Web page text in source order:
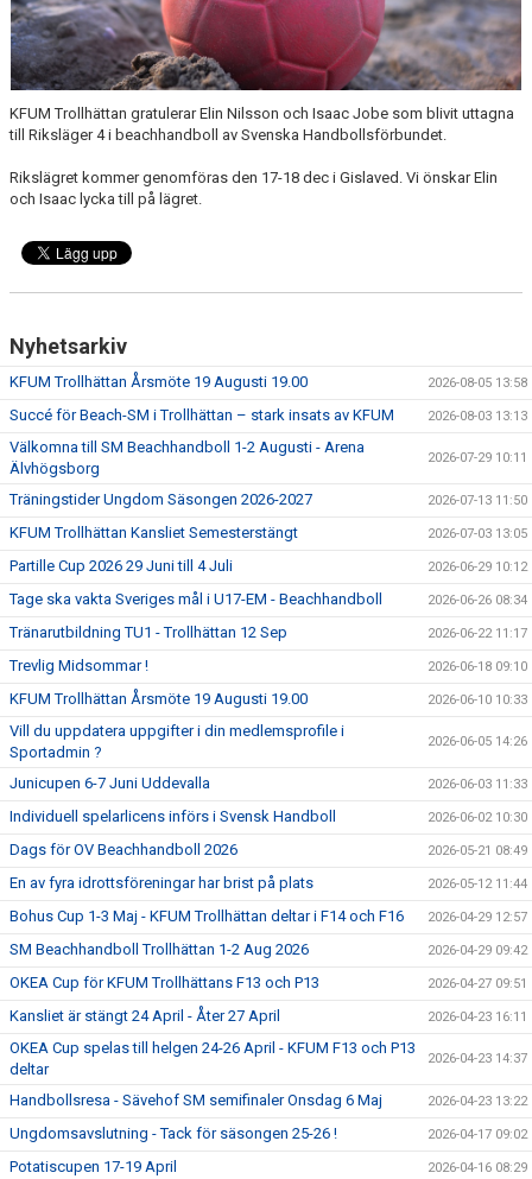
KALENDER
HEMMAMATCHER
BILDGALLERI
FÖRSÄKRING HANDBOLL
SPONSORPAKET
STYRELSEN
MINA SIDOR
KFUM Trollhättan gratulerar Elin Nilsson och Isaac Jobe som blivit uttagna
till Riksläger 4 i beachhandboll av Svenska Handbollsförbundet.
Rikslägret kommer genomföras den 17-18 dec i Gislaved. Vi önskar Elin
och Isaac lycka till på lägret.
Nyhetsarkiv
KFUM Trollhättan Årsmöte 19 Augusti 19.00 2026-08-05 13:58
Succé för Beach-SM i Trollhättan – stark insats av KFUM 2026-08-03 13:13
Välkomna till SM Beachhandboll 1-2 Augusti - Arena
Älvhögsborg
2026-07-29 10:11
Träningstider Ungdom Säsongen 2026-2027 2026-07-13 11:50
KFUM Trollhättan Kansliet Semesterstängt 2026-07-03 13:05
Partille Cup 2026 29 Juni till 4 Juli 2026-06-29 10:12
Tage ska vakta Sveriges mål i U17-EM - Beachhandboll 2026-06-26 08:34
Tränarutbildning TU1 - Trollhättan 12 Sep 2026-06-22 11:17
Trevlig Midsommar ! 2026-06-18 09:10
KFUM Trollhättan Årsmöte 19 Augusti 19.00 2026-06-10 10:33
Vill du uppdatera uppgifter i din medlemsprofile i
Sportadmin ?
2026-06-05 14:26
Junicupen 6-7 Juni Uddevalla 2026-06-03 11:33
Individuell spelarlicens införs i Svensk Handboll 2026-06-02 10:30
Dags för OV Beachhandboll 2026 2026-05-21 08:49
En av fyra idrottsföreningar har brist på plats 2026-05-12 11:44
Bohus Cup 1-3 Maj - KFUM Trollhättan deltar i F14 och F16 2026-04-29 12:57
SM Beachhandboll Trollhättan 1-2 Aug 2026 2026-04-29 09:42
OKEA Cup för KFUM Trollhättans F13 och P13 2026-04-27 09:51
Kansliet är stängt 24 April - Åter 27 April 2026-04-23 16:11
OKEA Cup spelas till helgen 24-26 April - KFUM F13 och P13
deltar
2026-04-23 14:37
Handbollsresa - Sävehof SM semifinaler Onsdag 6 Maj 2026-04-23 13:22
Ungdomsavslutning - Tack för säsongen 25-26 ! 2026-04-17 09:02
Potatiscupen 17-19 April 2026-04-16 08:29